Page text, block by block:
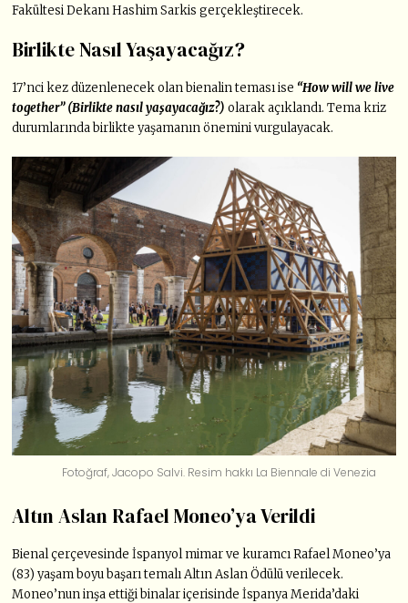
Fakültesi Dekanı Hashim Sarkis gerçekleştirecek.
Birlikte Nasıl Yaşayacağız?
17’nci kez düzenlenecek olan bienalin teması ise “How will we live
together” (Birlikte nasıl yaşayacağız?) olarak açıklandı. Tema kriz
durumlarında birlikte yaşamanın önemini vurgulayacak.
Fotoğraf, Jacopo Salvi. Resim hakkı La Biennale di Venezia
Altın Aslan Rafael Moneo’ya Verildi
Bienal çerçevesinde İspanyol mimar ve kuramcı Rafael Moneo’ya
(83) yaşam boyu başarı temalı Altın Aslan Ödülü verilecek.
Moneo’nun inşa ettiği binalar içerisinde İspanya Merida’daki